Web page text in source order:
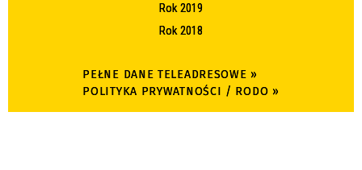
Rok 2019
Rok 2018
PEŁNE DANE TELEADRESOWE »
POLITYKA PRYWATNOŚCI / RODO »